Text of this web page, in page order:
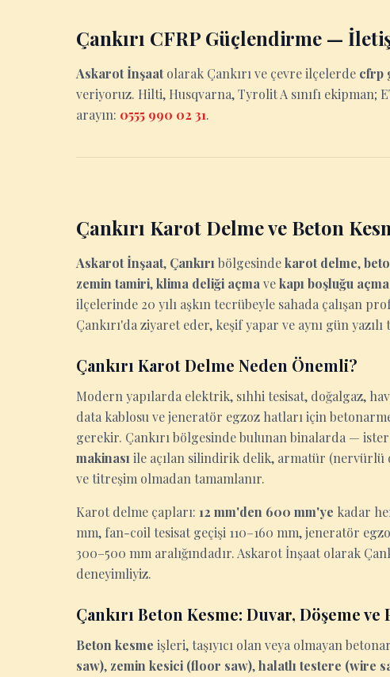
Çankırı CFRP Güçlendirme —
Askarot İnşaatolarak Çankırı ve çevre ilçelerde cfrp
veriyoruz. Hilti, Husqvarna, Tyrolit A sınıfı ekipman;
arayın: 0555 990 02 31.
Çankırı Karot Delme ve Beton
Askarot İnşaat, Çankırı bölgesindekarot delme,
zemin tamiri,klima deliği açma vekapı boşluğu açma
ilçelerinde 20 yılı aşkın tecrübeyle sahada çalışan
Çankırı'da ziyaret eder, keşif yapar ve aynı gün
Çankırı Karot Delme Neden Önemli?
Modern yapılarda elektrik, sıhhi tesisat, doğalgaz,
data kablosu ve jeneratör egzoz hatları için
gerekir. Çankırı bölgesinde bulunan binalarda —
makinası ile açılan silindirik delik, armatür (nervürlü
ve titreşim olmadan tamamlanır.
Karot delme çapları: 12 mm'den 600 mm'ye kadar
mm, fan-coil tesisat geçişi 110–160 mm, jeneratör
300–500 mm aralığındadır. Askarot İnşaat olarak
deneyimliyiz.
Çankırı Beton Kesme: Duvar, Döşeme ve
Beton kesme işleri, taşıyıcı olan veya olmayan
saw), zemin kesici (floor saw),halatlı testere (wire